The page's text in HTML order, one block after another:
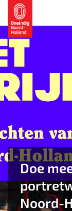
Doe
Noord-